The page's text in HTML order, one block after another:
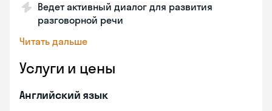
Ведет активный диалог для развития
разговорной речи
Читать дальше
Услуги и цены
Английский язык